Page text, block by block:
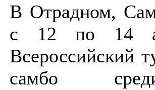
В Отрадном,
с 12 по 14
Всероссийский
самбо